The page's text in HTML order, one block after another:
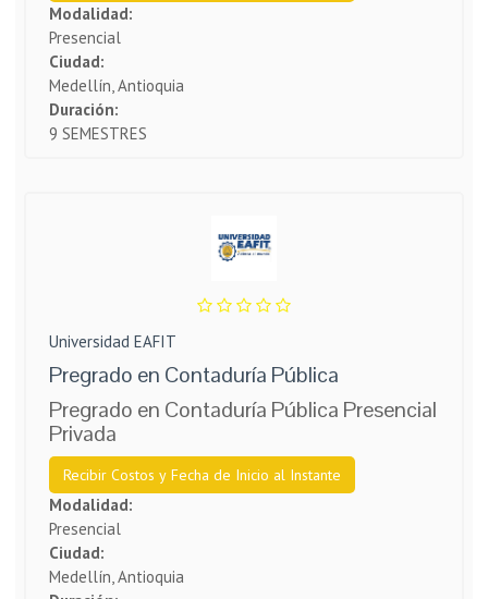
Modalidad:
Presencial
Ciudad:
Medellín, Antioquia
Duración:
9 SEMESTRES
Universidad EAFIT
Pregrado en Contaduría Pública
Pregrado en Contaduría Pública Presencial
Privada
Recibir Costos y Fecha de Inicio al Instante
Modalidad:
Presencial
Ciudad:
Medellín, Antioquia